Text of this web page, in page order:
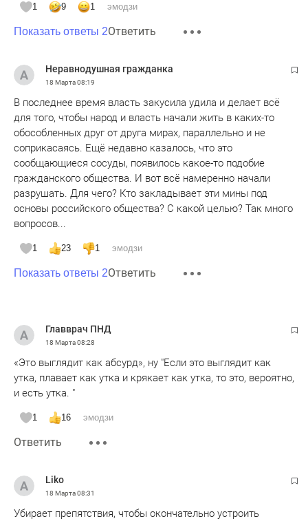
1 9 1 эмодзи
Показать ответы 2Ответить
Неравнодушная гражданка
18 Марта08:19
В последнее время власть закусила удила и делает всё
для того, чтобы народ и власть начали жить в каких-то
обособленных друг от друга мирах, параллельно и не
соприкасаясь. Ещё недавно казалось, что это
сообщающиеся сосуды, появилось какое-то подобие
гражданского общества. И вот всё намеренно начали
разрушать. Для чего? Кто закладывает эти мины под
основы российского общества? С какой целью? Так много
вопросов...
1 23 1 эмодзи
Показать ответы 2Ответить
Главврач ПНД
18 Марта08:28
«Это выглядит как абсурд», ну "Если это выглядит как
утка, плавает как утка и крякает как утка, то это, вероятно,
и есть утка. "
1 16 эмодзи
Ответить
Liko
18 Марта08:31
Убирает препятствия, чтобы окончательно устроить